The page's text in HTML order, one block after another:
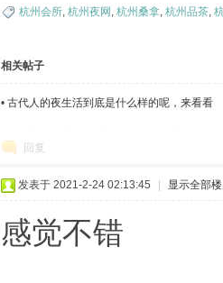
杭州会所, 杭州夜网 , 杭州桑拿, 杭州品茶,
相关帖子
• 古代人的夜生活到底是什么样的呢，来看看
回复
发表于 2021-2-24 02:13:45 显示全部
感觉不错